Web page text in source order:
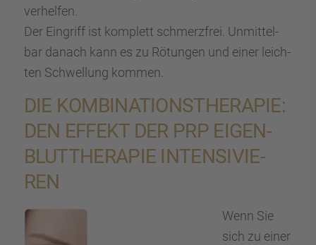
verhel­fen.
Der Eingriff ist komplett schmerz­frei. Unmit­tel­
bar danach kann es zu Rötun­gen und einer leich­
ten Schwel­lung kommen.
DIE KOMBI­NA­TI­ONS­THE­RA­PIE:
DEN EFFEKT DER PRP EIGEN­
BLUT­THE­RA­PIE INTEN­SI­VIE­
REN
Wenn Sie
sich zu einer